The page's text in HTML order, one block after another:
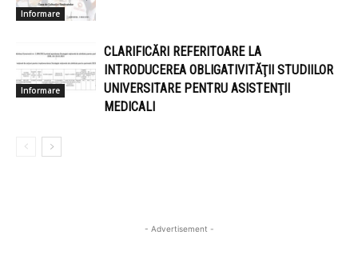
Informare
Informare
CLARIFICĂRI REFERITOARE LA
INTRODUCEREA OBLIGATIVITĂŢII STUDIILOR
UNIVERSITARE PENTRU ASISTENŢII
MEDICALI
- Advertisement -